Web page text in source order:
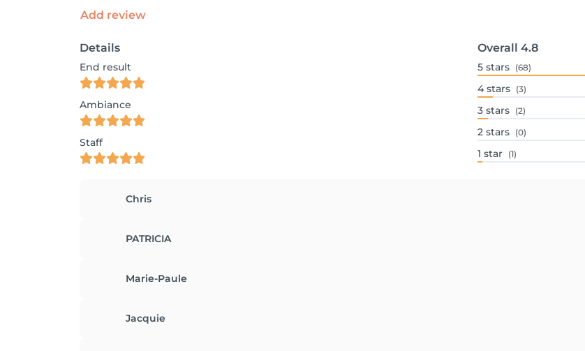
Add review
Details
End result
Ambiance
Staff
Overall 4.8
5 stars (68)
4 stars (3)
3 stars (2)
2 stars (0)
1 star (1)
Chris
PATRICIA
Marie-Paule
Jacquie